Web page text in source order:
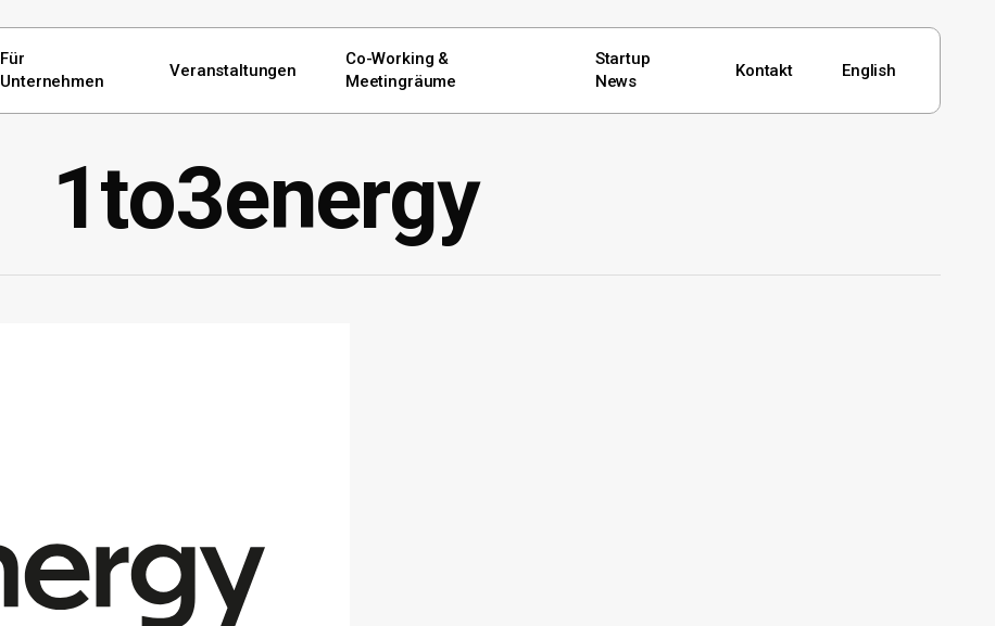
Für
Unternehmen
Veranstaltungen
Co-Working &
Meetingräume
Startup
News
Kontakt English
1to3energy